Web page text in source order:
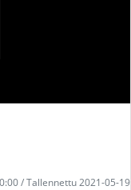
/ Tallennettu 2021-05-19